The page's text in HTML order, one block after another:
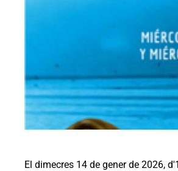
El dimecres 14 de gener de 2026,